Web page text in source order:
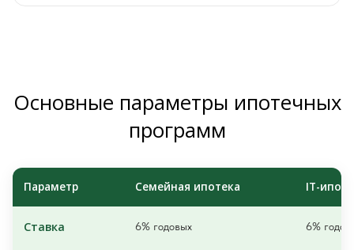
Основные параметры ипотечных
программ
Параметр Семейная ипотека IT-
Ставка 6% годовых 6%